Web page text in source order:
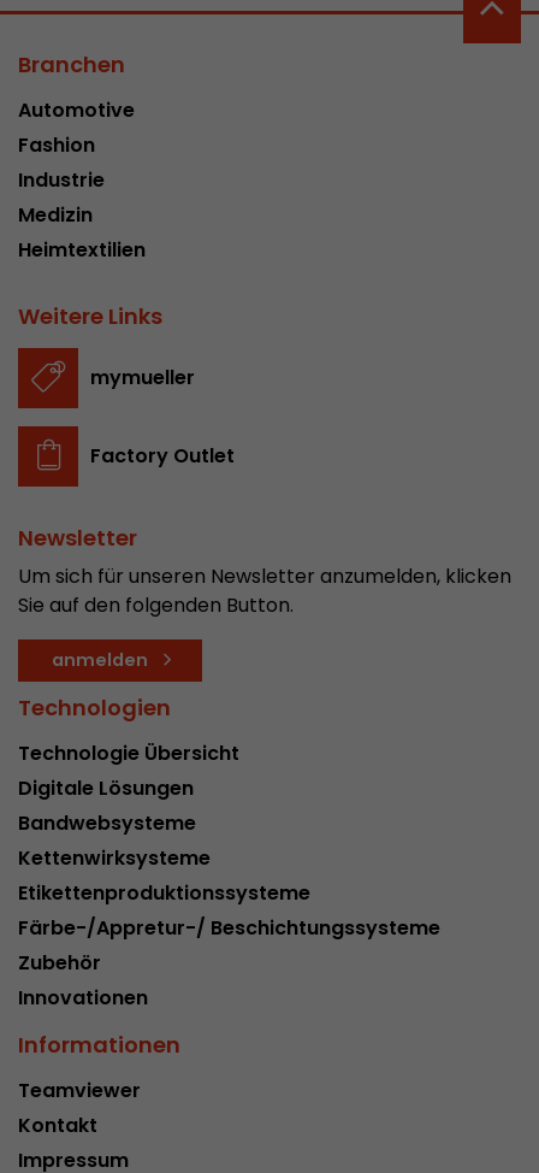
Branchen
Automotive
Fashion
Industrie
Medizin
Heimtextilien
Weitere Links
mymueller
Factory Outlet
Newsletter
Um sich für unseren Newsletter anzumelden, klicken
Sie auf den folgenden Button.
anmelden
Technologien
Technologie Übersicht
Digitale Lösungen
Bandwebsysteme
Kettenwirksysteme
Etikettenproduktionssysteme
Färbe-/Appretur-/ Beschichtungssysteme
Zubehör
Innovationen
Informationen
Teamviewer
Kontakt
Impressum